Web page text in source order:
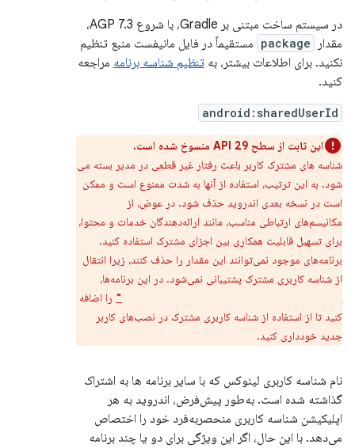
در سیستم ساخت مبتنی بر Gradle، با شروع AGP 7.3،
مقدار
package مستقیماً در فایل مانیفست منبع تنظیم
نکنید. برای اطلاعات بیشتر، به تنظیم شناسه برنامه مراجعه
کنید.
android:sharedUserId
این ثابت از سطح API 29 منسوخ شده است.
شناسه های مشترک کاربر باعث رفتار غیر قطعی در مدیر بسته می
شود. به این ترتیب، استفاده از آنها به شدت ممنوع است و ممکن
است در نسخه بعدی اندروید حذف شود. در عوض، از
مکانیسم‌های ارتباطی مناسب، مانند ارائه‌دهندگان خدمات و محتوا،
برای تسهیل قابلیت همکاری بین اجزای مشترک استفاده کنید.
برنامه‌های موجود نمی‌توانند این مقدار را حذف کنند، زیرا انتقال
از شناسه کاربری مشترک پشتیبانی نمی‌شود. در این برنامه‌ها،
را اضافه
کنید تا از استفاده از شناسه کاربری مشترک در نصب‌های کاربر
جدید خودداری کنید.
نام شناسه کاربری لینوکس که با سایر برنامه ها به اشتراک
گذاشته شده است. به‌طور پیش‌فرض، اندروید به هر
اپلیکیشن شناسه کاربری منحصربه‌فرد خود را اختصاص
می‌دهد. با این حال، اگر این ویژگی برای دو یا چند برنامه